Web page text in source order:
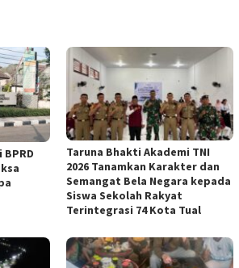
Taruna Bhakti Akademi TNI
2026 Tanamkan Karakter dan
Semangat Bela Negara kepada
Siswa Sekolah Rakyat
Terintegrasi 74 Kota Tual